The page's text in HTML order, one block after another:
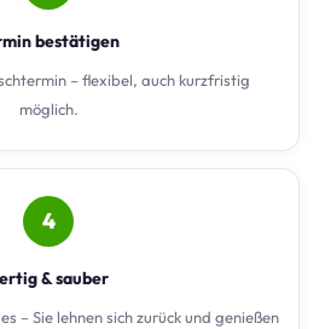
bestätigen
– flexibel, auch kurzfristig
möglich.
4
& sauber
– Sie lehnen sich zurück und genießen